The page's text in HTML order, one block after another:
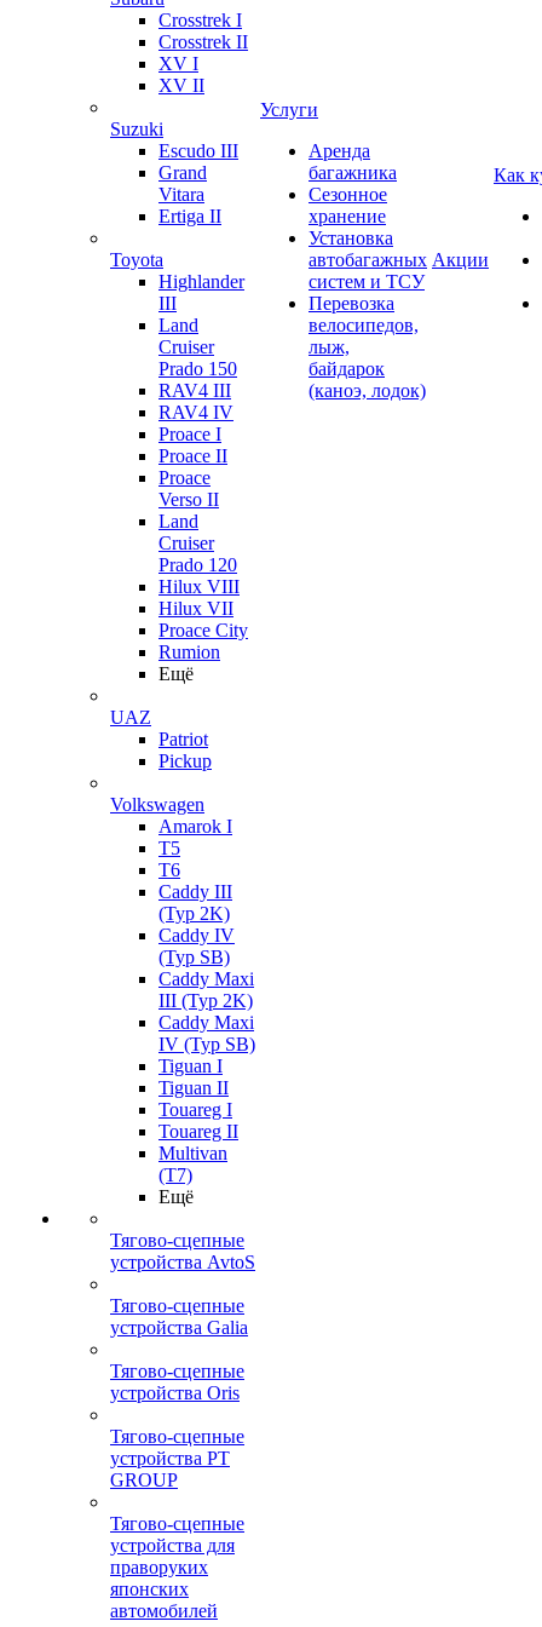
Crosstrek I
Crosstrek II
XV I
XV II
Suzuki
Escudo III
Grand
Vitara
Ertiga II
Toyota
Highlander
III
Land
Cruiser
Prado 150
RAV4 III
RAV4 IV
Proace I
Proace II
Proace
Verso II
Land
Cruiser
Prado 120
Hilux VIII
Hilux VII
Proace City
Rumion
Ещё
UAZ
Patriot
Pickup
Volkswagen
Amarok I
T5
T6
Caddy III
(Typ 2K)
Caddy IV
(Typ SB)
Caddy Maxi
III (Typ 2K)
Caddy Maxi
IV (Typ SB)
Tiguan I
Tiguan II
Touareg I
Touareg II
Multivan
(T7)
Ещё
Тягово-сцепные
устройства AvtoS
Тягово-сцепные
устройства Galia
Тягово-сцепные
устройства Oris
Тягово-сцепные
устройства PT
GROUP
Тягово-сцепные
устройства для
праворуких
японских
автомобилей
Услуги
Аренда
багажника
Сезонное
хранение
Установка
автобагажных
систем и ТСУ
Перевозка
велосипедов,
лыж,
байдарок
(каноэ, лодок)
Акции
Как